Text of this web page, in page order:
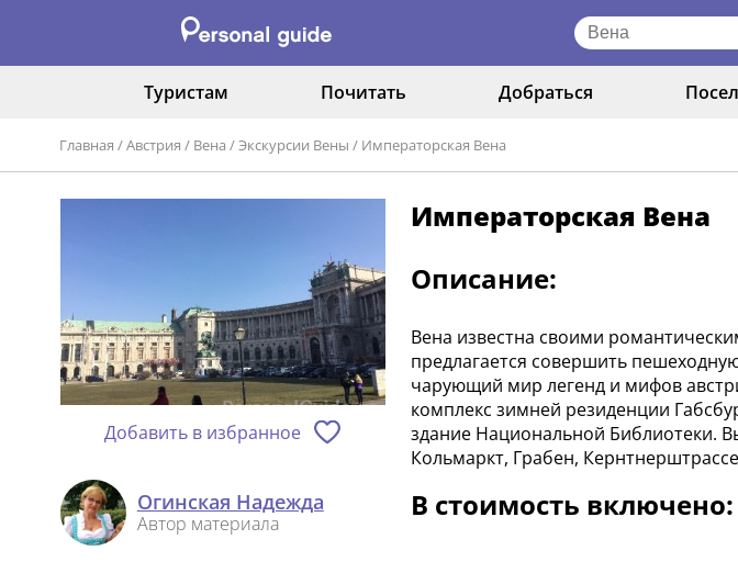
Туристам Почитать Добраться
Главная /Австрия / Вена /Экскурсии Вены / Императорская Вена
Добавить в избранное
Огинская Надежда
Автор материала
Императорская Вена
Описание:
Вена известна своими
предлагается совершить
чарующий мир легенд и мифов
комплекс зимней резиденции
здание Национальной Библиотеки.
Кольмаркт, Грабен,
В стоимость включено: